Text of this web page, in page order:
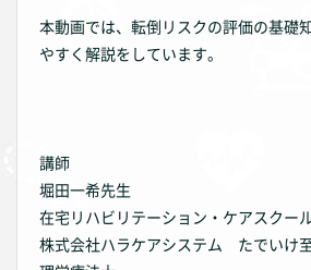
本動画では、転倒リスクの評価の基礎
やすく解説をしています。
講師
堀田一希先生
在宅リハビリテーション・ケアスクー
株式会社ハラケアシステム たでいけ